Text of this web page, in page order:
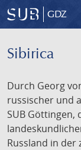
GDZ
Sibirica
Durch Georg
russischer und
SUB Göttingen,
Russland in der